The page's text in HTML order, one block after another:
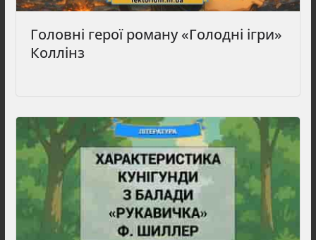
Головні герої роману «Голодні ігри»
Коллінз